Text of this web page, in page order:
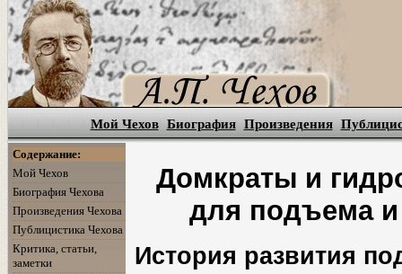
Мой Чехов Биография Произведения
Содержание:
Мой Чехов
Биография Чехова
Произведения Чехова
Публицистика Чехова
Критика, статьи,
заметки
Домкраты и
для подъема и
История развития